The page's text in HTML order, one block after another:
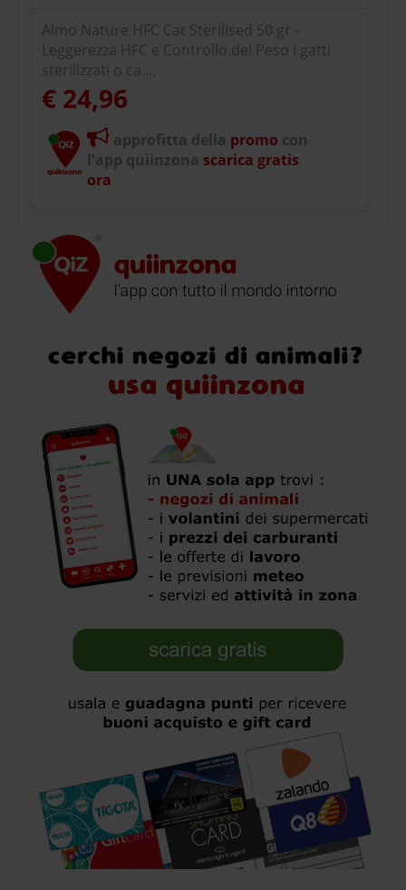
Almo Nature HFC Cat Sterilised 50 gr -
Leggerezza HFC e Controllo del Peso I gatti
sterilizzati o ca ...
€ 24,96
approfitta della promo con
l'app quiinzona scarica gratis
ora